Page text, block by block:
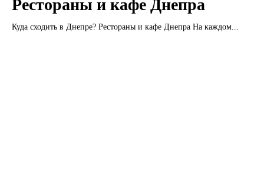
Рестораны и кафе Днепра
Куда сходить в Днепре? Рестораны и кафе Днепра На каждом...